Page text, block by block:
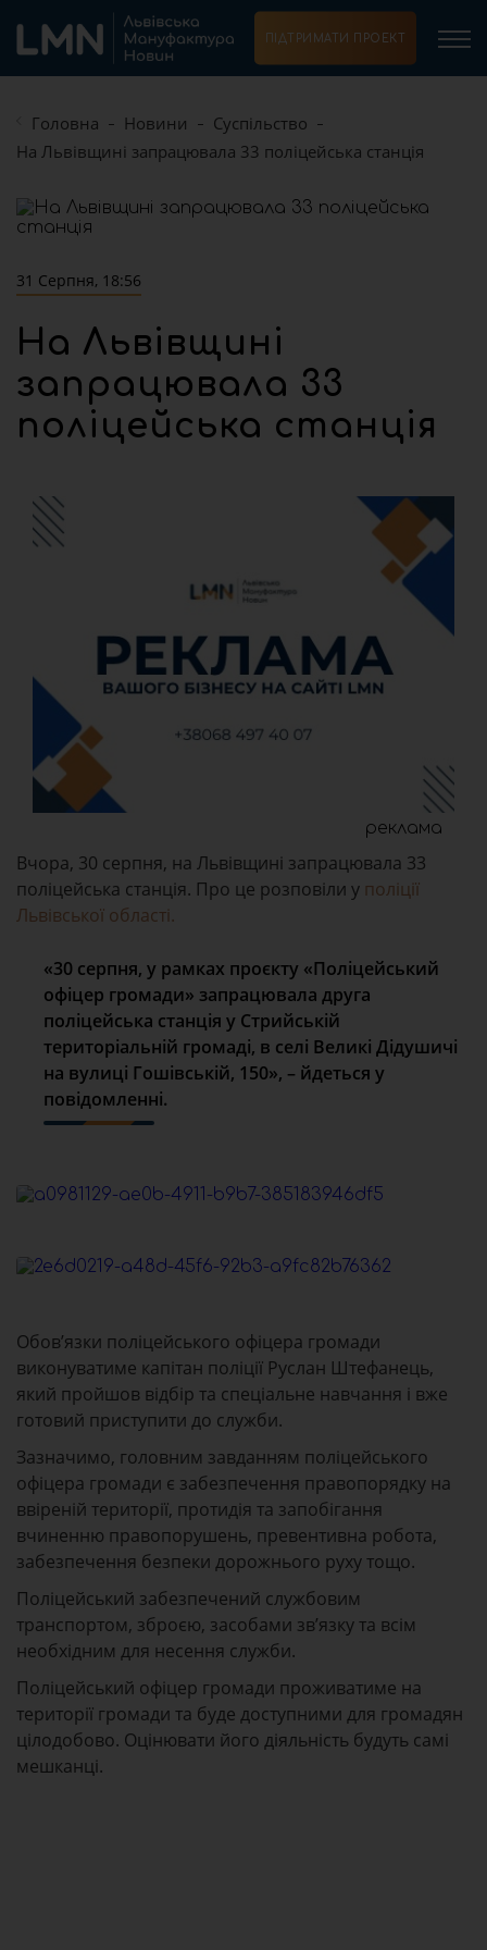
ПІДТРИМАТИ ПРОЕКТ
Головна Новини
Суспільство
На Львівщині запрацювала 33 поліцейська станція
31 Серпня, 18:56
На Львівщині
запрацювала 33
поліцейська станція
реклама
Вчора, 30 серпня, на Львівщині запрацювала 33
поліцейська станція. Про це розповіли у поліції
Львівської області.
«30 серпня, у рамках проєкту «Поліцейський
офіцер громади» запрацювала друга
поліцейська станція у Стрийській
територіальній громаді, в селі Великі Дідушичі
на вулиці Гошівській, 150», – йдеться у
повідомленні.
Обов’язки поліцейського офіцера громади
виконуватиме капітан поліції Руслан Штефанець,
який пройшов відбір та спеціальне навчання і вже
готовий приступити до служби.
Зазначимо, головним завданням поліцейського
офіцера громади є забезпечення правопорядку на
ввіреній території, протидія та запобігання
вчиненню правопорушень, превентивна робота,
забезпечення безпеки дорожнього руху тощо.
Поліцейський забезпечений службовим
транспортом, зброєю, засобами зв’язку та всім
необхідним для несення служби.
Поліцейський офіцер громади проживатиме на
території громади та буде доступними для громадян
цілодобово. Оцінювати його діяльність будуть самі
мешканці.